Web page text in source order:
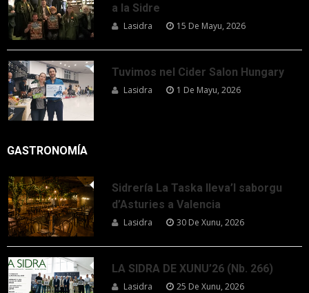
a la Sidre
Lasidra 15 De Mayu, 2026
Tuvimos nel Cider Salon Hungary
Lasidra 1 De Mayu, 2026
GASTRONOMÍA
Sidrería La Taska lleva’l saborgu
d’Asturies a Valencia
Lasidra 30 De Xunu, 2026
LA SIDRA DE XUNU’26 (Nb. 266)
Lasidra 25 De Xunu, 2026